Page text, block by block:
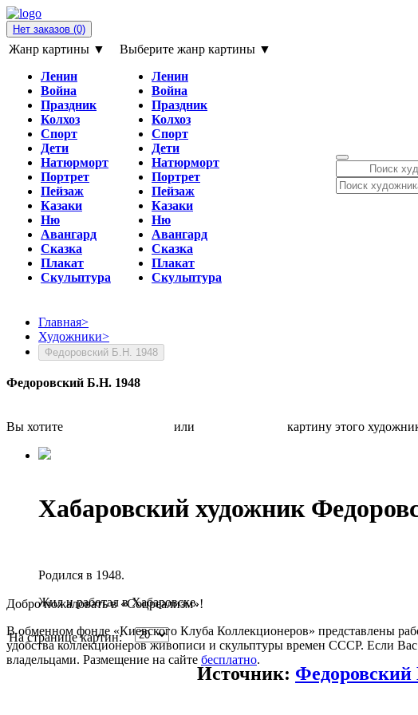
Нет заказов (0)
Жанр картины ▼
Ленин
Война
Праздник
Колхоз
Спорт
Дети
Натюрморт
Портрет
Пейзаж
Казаки
Ню
Авангард
Сказка
Плакат
Скульптура
Выберите жанр картины ▼
Ленин
Война
Праздник
Колхоз
Спорт
Дети
Натюрморт
Портрет
Пейзаж
Казаки
Ню
Авангард
Сказка
Плакат
Скульптура
Главная>
Художники>
Федоровский Б.Н. 1948
Федоровский Б.Н. 1948
Вы хотите или картину этого
Хабаровский художник
Родился в 1948.
Жил и работал в Хабаровске.
На странице картин:
Источник:
Добро пожаловать в «Соцреализм»!
В обменном фонде «Киевского Клуба Коллекционеров» представлены
удобства коллекционеров живописи и скульптуры времен СССР. Если
владельцами. Размещение на сайте бесплатно.